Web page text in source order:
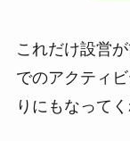
これだけ設営
でのアクティ
りにもなってく